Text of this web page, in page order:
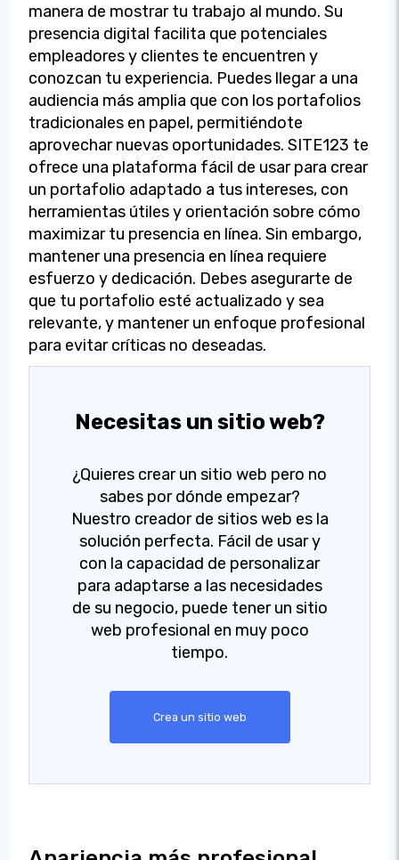
manera de mostrar tu trabajo al mundo. Su
presencia digital facilita que potenciales
empleadores y clientes te encuentren y
conozcan tu experiencia. Puedes llegar a una
audiencia más amplia que con los portafolios
tradicionales en papel, permitiéndote
aprovechar nuevas oportunidades. SITE123 te
ofrece una plataforma fácil de usar para crear
un portafolio adaptado a tus intereses, con
herramientas útiles y orientación sobre cómo
maximizar tu presencia en línea. Sin embargo,
mantener una presencia en línea requiere
esfuerzo y dedicación. Debes asegurarte de
que tu portafolio esté actualizado y sea
relevante, y mantener un enfoque profesional
para evitar críticas no deseadas.
Necesitas un sitio web?
¿Quieres crear un sitio web pero no
sabes por dónde empezar?
Nuestro creador de sitios web es la
solución perfecta. Fácil de usar y
con la capacidad de personalizar
para adaptarse a las necesidades
de su negocio, puede tener un sitio
web profesional en muy poco
tiempo.
Crea un sitio web